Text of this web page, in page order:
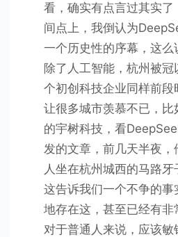
看，确实有点言过其实
间点上，我倒认为
一个历史性的序幕，这么
除了人工智能，杭州被
个初创科技企业同样前
让很多城市羡慕不已，比
的宇树科技，看
发的文章，前几天半夜
人坐在杭州城西的马路牙
这告诉我们一个不争的事
地存在这，甚至已经有非
对于普通人来说，应该敏